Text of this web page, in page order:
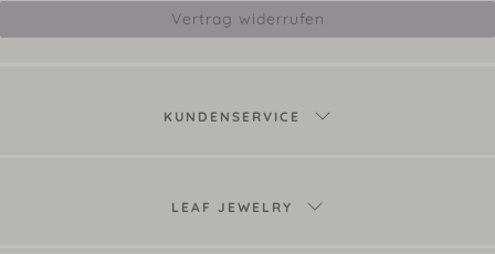
Vertrag widerrufen
KUNDENSERVICE
LEAF JEWELRY